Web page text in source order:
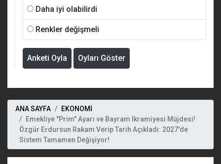
Daha iyi olabilirdi
Renkler değişmeli
Anketi Oyla Oyları Göster
ANA SAYFA
EKONOMİ
Emekliye "Prim" Ayarı ve Bayram İkramiyesi Müjdesi!
Özgür Erdursun Rakam Verip Tarih Açıkladı: 2027'de
Sistem Tamamen Değişiyor!